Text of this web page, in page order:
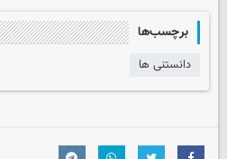
برچسب‌ها
دانستنی ها